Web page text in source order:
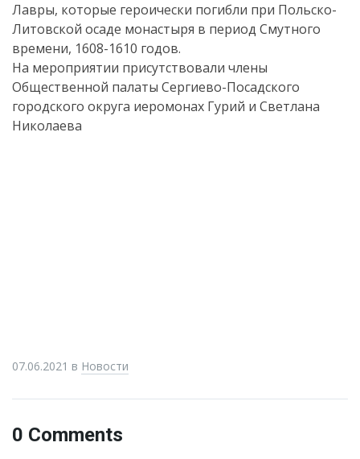
Лавры, которые героически погибли при Польско-
Литовской осаде монастыря в период Смутного
времени, 1608-1610 годов.
На мероприятии присутствовали члены
Общественной палаты Сергиево-Посадского
городского округа иеромонах Гурий и Светлана
Николаева
07.06.2021 в Новости
0 Comments